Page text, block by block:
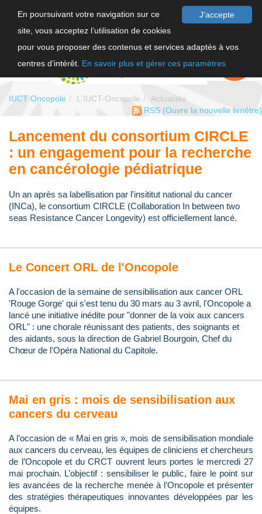
J'accepte
En poursuivant votre navigation sur ce
site, vous acceptez l’utilisation de cookies
pour vous proposer des contenus et services adaptés à vos
centres d’intérêt. En savoir plus et gérer ces paramètres
FAIRE UN
DON
IUCT Oncopole L'IUCT-Oncopole
Actualités
RSS (Ouvre la nouvelle fenêtre)
Lancement du consortium CIRCLE
: un engagement pour la recherche
en cancérologie pédiatrique
Un an après sa labellisation par l'insititut national du cancer
(INCa), le consortium CIRCLE (Collaboration In between two
seas Resistance Cancer Longevity) est officiellement lancé.
Le Concert ORL de l'Oncopole
A l'occasion de la semaine de sensibilisation aux cancer ORL
'Rouge Gorge' qui s'est tenu du 30 mars au 3 avril, l'Oncopole a
lancé une initiative inédite pour "donner de la voix aux cancers
ORL" : une chorale réunissant des patients, des soignants et
des aidants, sous la direction de Gabriel Bourgoin, Chef du
Chœur de l'Opéra National du Capitole.
Mai en gris : mois de sensibilisation aux
cancers du cerveau
A l’occasion de « Mai en gris », mois de sensibilisation mondiale
aux cancers du cerveau, les équipes de cliniciens et chercheurs
de l’Oncopole et du CRCT ouvrent leurs portes le mercredi 27
mai prochain. L’objectif : sensibiliser le public, faire le point sur
les avancées de la recherche menée à l’Oncopole et présenter
des stratégies thérapeutiques innovantes développées par les
équipes.